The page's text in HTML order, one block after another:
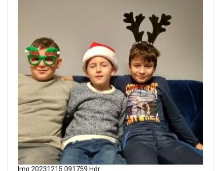
Img 20231215 091759 Hdr